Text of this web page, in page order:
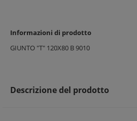
Informazioni di prodotto
GIUNTO "T" 120X80 B 9010
Descrizione del prodotto